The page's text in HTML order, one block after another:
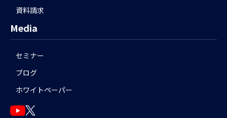
資料請求
Media
セミナー
ブログ
ホワイトペーパー